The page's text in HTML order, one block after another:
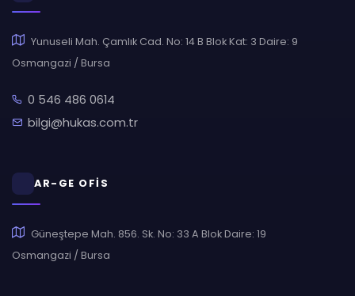
Yunuseli Mah. Çamlık Cad. No: 14 B Blok Kat: 3 Daire: 9
Osmangazi / Bursa
0 546 486 0614
bilgi@hukas.com.tr
AR-GE OFİS
Güneştepe Mah. 856. Sk. No: 33 A Blok Daire: 19
Osmangazi / Bursa